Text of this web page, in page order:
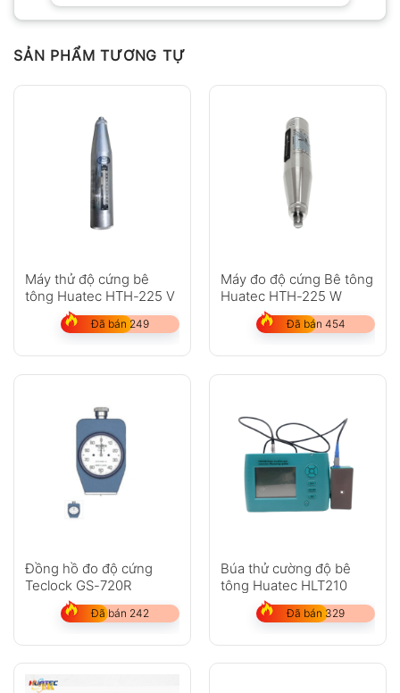
SẢN PHẨM TƯƠNG TỰ
Máy thử độ cứng bê
tông Huatec HTH-225 V
Đã bán 249
Máy đo độ cứng Bê tông
Huatec HTH-225 W
Đã bán 454
Đồng hồ đo độ cứng
Teclock GS-720R
Đã bán 242
Búa thử cường độ bê
tông Huatec HLT210
Đã bán 329